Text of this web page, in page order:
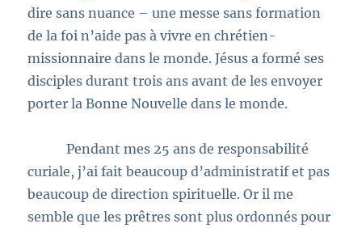
dire sans nuance – une messe sans formation
de la foi n’aide pas à vivre en chrétien-
missionnaire dans le monde. Jésus a formé ses
disciples durant trois ans avant de les envoyer
porter la Bonne Nouvelle dans le monde.
Pendant mes 25 ans de responsabilité
curiale, j’ai fait beaucoup d’administratif et pas
beaucoup de direction spirituelle. Or il me
semble que les prêtres sont plus ordonnés pour